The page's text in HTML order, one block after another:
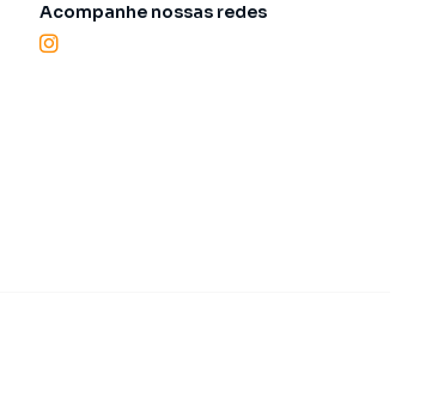
Acompanhe nossas redes